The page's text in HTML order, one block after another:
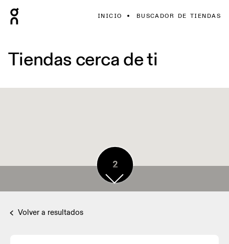
INICIO BUSCADOR DE TIENDAS
Tiendas cerca de ti
2
Volver a resultados